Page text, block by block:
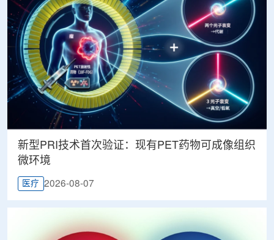
新型PRI技术首次验证：现有PET药物可成像组织
微环境
医疗 2026-08-07